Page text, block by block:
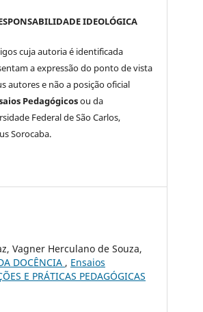
IDEOLÓGICA
cuja autoria é identificada
a expressão do ponto de vista
autores e não a posição oficial
Pedagógicosou da
Federal de São Carlos,
Sorocaba.
Vagner Herculano de Souza,
DOCÊNCIA , Ensaios
E PRÁTICAS PEDAGÓGICAS